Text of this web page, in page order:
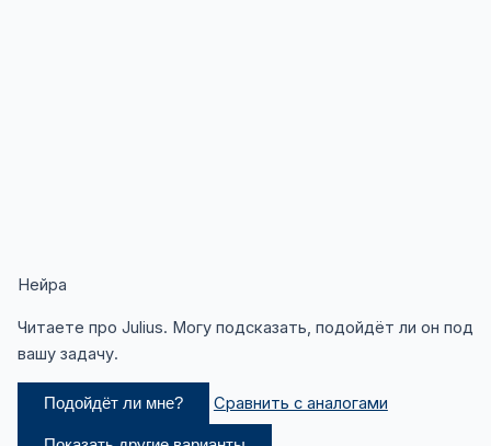
Нейра
Читаете про Julius. Могу подсказать, подойдёт ли он под
вашу задачу.
Подойдёт ли мне? Сравнить с аналогами